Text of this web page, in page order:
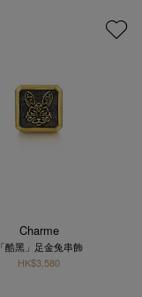
Charme
「酷黑」足金兔串飾
HK$3,580